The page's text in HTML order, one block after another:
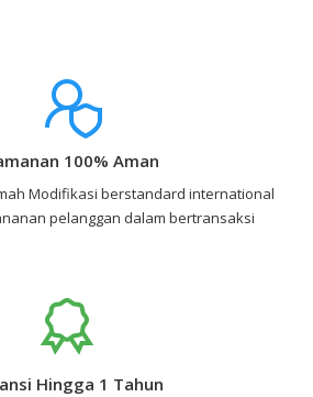
100% Aman
Modifikasi berstandard international
pelanggan dalam bertransaksi
Hingga 1 Tahun